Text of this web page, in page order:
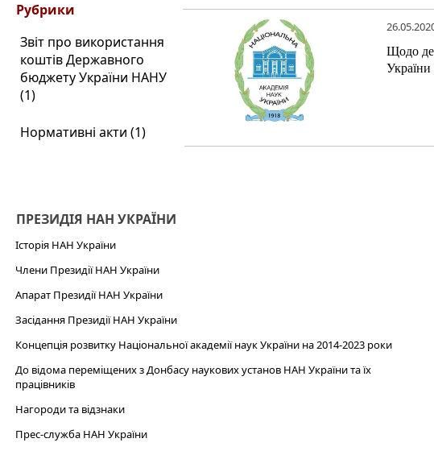
Рубрики
Звіт про використання
коштів Державного
бюджету України НАНУ
(1)
Нормативні акти (1)
Щодо
ПРЕЗИДІЯ НАН УКРАЇНИ
Історія НАН України
Члени Президії НАН України
Апарат Президії НАН України
Засідання Президії НАН України
Концепція розвитку Національної академії наук України на 2014-2023 роки
До відома переміщених з Донбасу наукових установ НАН України та їх
працівників
Нагороди та відзнаки
Прес-служба НАН України